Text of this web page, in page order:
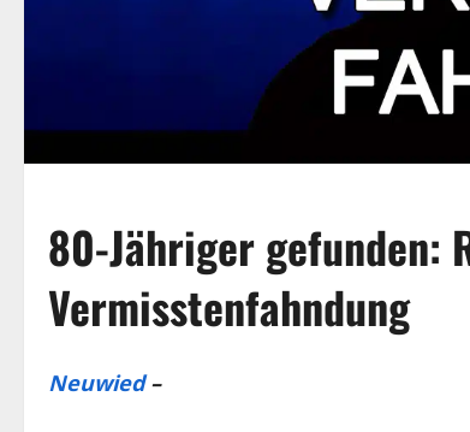
80-Jähriger gefunden:
Vermisstenfahndung
Neuwied–